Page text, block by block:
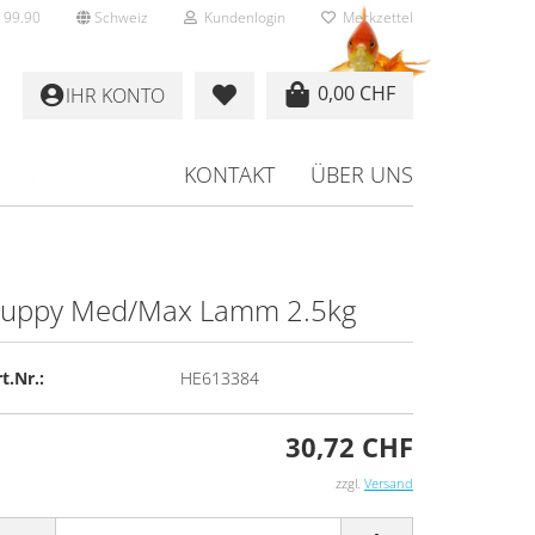
Schweiz Kundenlogin
vergessen?
Merkzettel
0,00 CHF
IHR KONTO
KONTAKT ÜBER UNS
Med/Max Lamm 2.5kg
HE613384
30,72 CHF
zzgl. Versand